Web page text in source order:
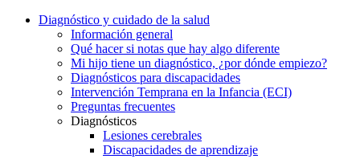
Diagnóstico y cuidado de la salud
Información general
Qué hacer si notas que hay algo diferente
Mi hijo tiene un diagnóstico, ¿por dónde empiezo?
Diagnósticos para discapacidades
Intervención Temprana en la Infancia (ECI)
Preguntas frecuentes
Diagnósticos
Lesiones cerebrales
Discapacidades de aprendizaje